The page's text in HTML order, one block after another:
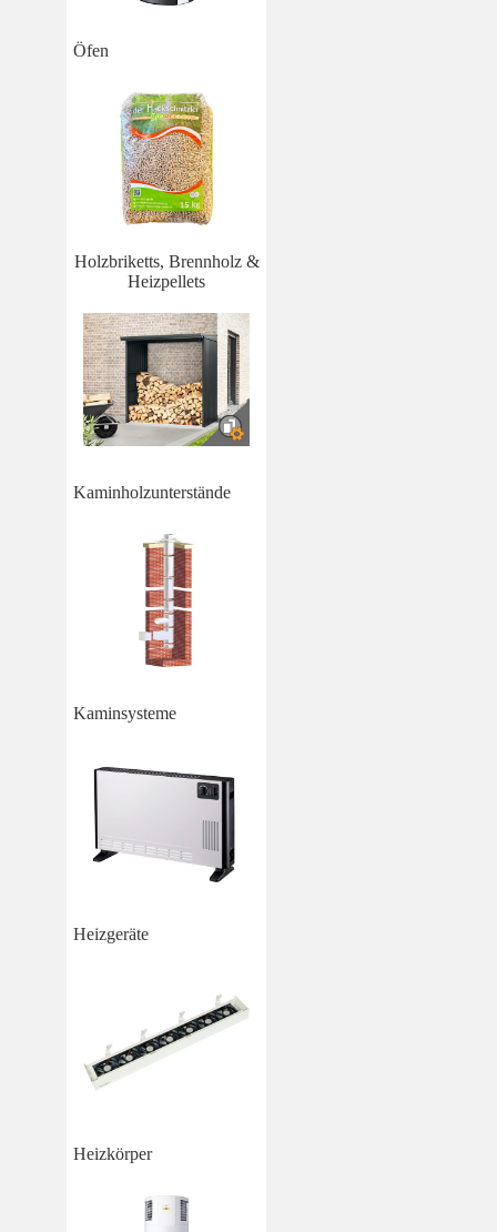
Öfen
Holzbriketts, Brennholz &
Heizpellets
Kaminholzunterstände
Kaminsysteme
Heizgeräte
Heizkörper